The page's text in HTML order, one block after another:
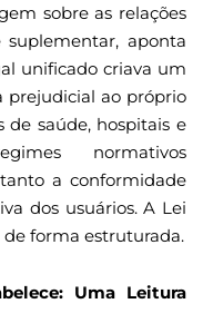
sobre as relações
aponta
unificado criava um
prejudicial ao próprio
de saúde, hospitais e
normativos
a conformidade
dos usuários. A Lei
de forma estruturada.
Uma Leitura